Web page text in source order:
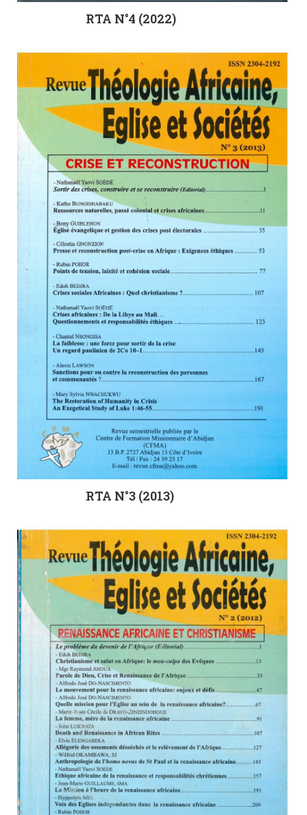
RTA N°4 (2022)
RTA N°3 (2013)